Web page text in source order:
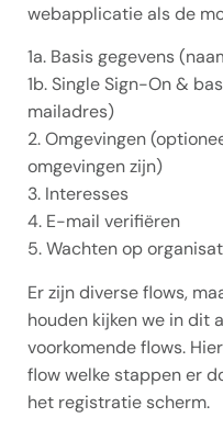
webapplicatie als de
1a. Basis gegevens
1b. Single Sign-On &
mailadres)
2. Omgevingen
omgevingen zijn)
3. Interesses
4. E-mail verifiëren
5. Wachten op
Er zijn diverse flows,
houden kijken we in dit
voorkomende flows.
flow welke stappen er
het registratie scherm.